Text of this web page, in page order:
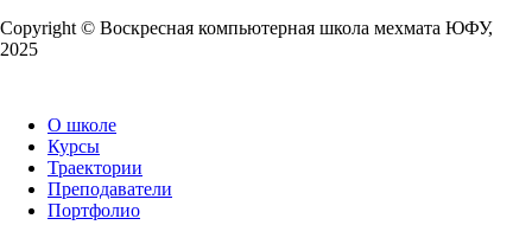
Copy­right © Воскресная компьютерная школа мехмата ЮФУ,
2025
О школе
Курсы
Траектории
Преподаватели
Портфолио